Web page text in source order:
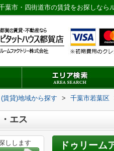
葉市・四街道市の賃貸をお探しなら
(賃貸)地域から探す > 千葉市若葉区
エス
ドゥリーム
しします